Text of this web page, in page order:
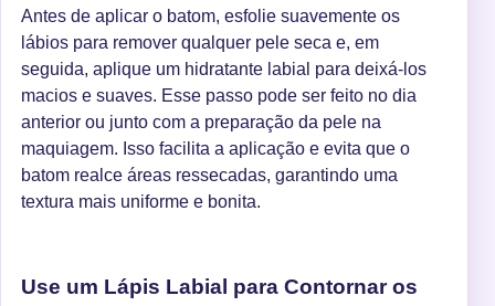
Antes de aplicar o batom, esfolie suavemente os
lábios para remover qualquer pele seca e, em
seguida, aplique um hidratante labial para deixá-los
macios e suaves. Esse passo pode ser feito no dia
anterior ou junto com a preparação da pele na
maquiagem. Isso facilita a aplicação e evita que o
batom realce áreas ressecadas, garantindo uma
textura mais uniforme e bonita.
Use um Lápis Labial para Contornar os